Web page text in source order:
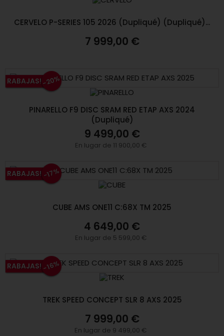
CERVELO P-SERIES 105 2026 (Dupliqué) (Dupliqué)...
7 999,00 €
RABAJAS!-20%
PINARELLO F9 DISC SRAM RED ETAP AXS 2024
(Dupliqué)
9 499,00 €
En lugar de 11 900,00 €
RABAJAS! -17%
CUBE AMS ONE11 C:68X TM 2025
4 649,00 €
En lugar de 5 599,00 €
RABAJAS! -16%
TREK SPEED CONCEPT SLR 8 AXS 2025
7 999,00 €
En lugar de 9 499,00 €